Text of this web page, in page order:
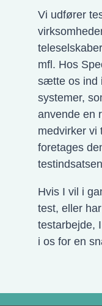
Vi udfører
mfl. Hos
sætte os ind
systemer,
anvende en
medvirker vi
foretages
Hvis I vil i
test, eller
testarbejde,
i os for en